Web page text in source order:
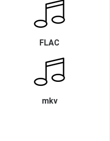
FLAC
mkv